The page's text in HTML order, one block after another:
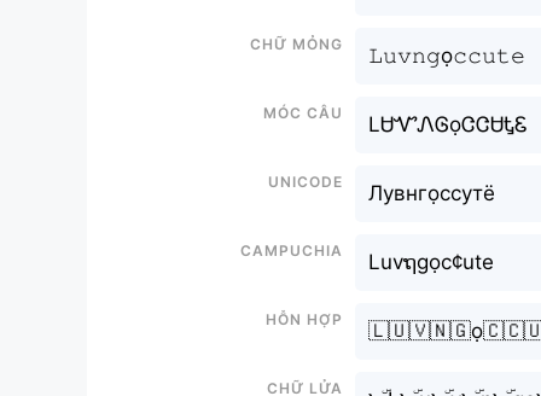
Chữ mỏng
𝙻𝚞𝚟𝚗𝚐ọ𝚌𝚌𝚞𝚝𝚎
Móc câu
LᏌᏉᏁᎶọᏣᏣᏌᎿᏋ
Unicode
Лувнгọссутё
Campuchia
Luvຖgọc¢ute
Hỗn hợp
Chữ Lửa